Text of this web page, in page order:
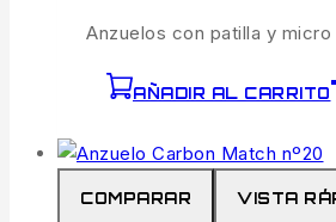
Anzuelos con patilla y micro
AÑADIR AL CARRITO
COMPARAR VISTA